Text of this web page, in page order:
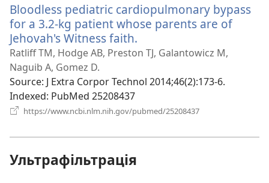
вікні)
Bloodless pediatric cardiopulmonary bypass
for a 3.2-kg patient whose parents are of
Jehovah's Witness faith.
у
вікні)
Ratliff TM, Hodge AB, Preston TJ, Galantowicz M,
Naguib A, Gomez D.
Source‎: J Extra Corpor Technol 2014;46(2):173-6.
Indexed‎: PubMed 25208437
https://www.ncbi.nlm.nih.gov/pubmed/25208437
Ультрафільтрація